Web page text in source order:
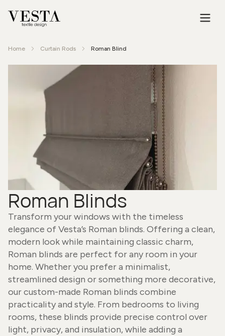
Home Curtain Rods Roman Blind
Roman Blinds
Transform your windows with the timeless
elegance of Vesta’s Roman blinds. Offering a clean,
modern look while maintaining classic charm,
Roman blinds are perfect for any room in your
home. Whether you prefer a minimalist,
streamlined design or something more decorative,
our custom-made Roman blinds combine
practicality and style. From bedrooms to living
rooms, these blinds provide precise control over
light, privacy, and insulation, while adding a